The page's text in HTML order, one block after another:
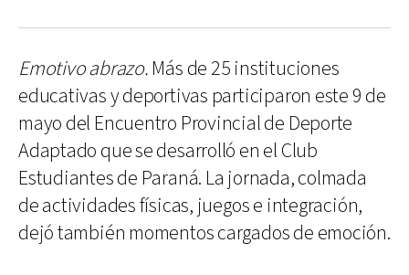
Emotivo abrazo.Más de 25 instituciones
educativas y deportivas participaron este 9 de
mayo del Encuentro Provincial de Deporte
Adaptado que se desarrolló en el Club
Estudiantes de Paraná. La jornada, colmada
de actividades físicas, juegos e integración,
dejó también momentos cargados de emoción.